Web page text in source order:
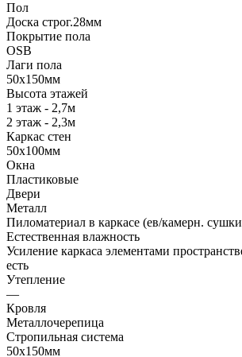
Пол
Доска строг.28мм
Покрытие пола
OSB
Лаги пола
50х150мм
Высота этажей
1 этаж - 2,7м
2 этаж - 2,3м
Каркас стен
50х100мм
Окна
Пластиковые
Двери
Металл
Пиломатериал в каркасе (ев/камерн.
Естественная влажность
Усиление каркаса элементами
есть
Утепление
—
Кровля
Металлочерепица
Стропильная система
50х150мм